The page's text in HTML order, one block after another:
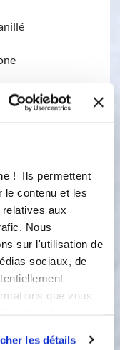
! Ils permettent
le contenu et les
aux
Nous
sur l'utilisation de
sociaux, de
que vous
les détails
lames Fouettez